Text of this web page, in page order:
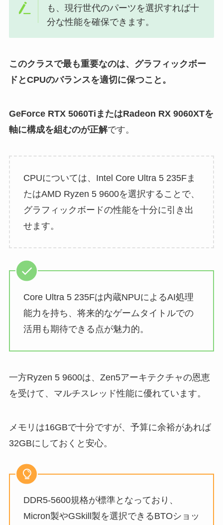
も、現行世代のパーツを選択すれば十
分な性能を確保できます。
このクラスで最も重要なのは、グラフィックボー
ドとCPUのバランスを適切に保つこと。
GeForce RTX 5060TiまたはRadeon RX 9060XTを
軸に構成を組むのが正解です。
CPUについては、Intel Core Ultra 5 235Fま
たはAMD Ryzen 5 9600を選択することで、
グラフィックボードの性能を十分に引き出
せます。
Core Ultra 5 235Fは内蔵NPUによるAI処理
能力を持ち、将来的なゲームタイトルでの
活用も期待できる点が魅力的。
一方Ryzen 5 9600は、Zen5アーキテクチャの恩恵
を受けて、マルチスレッド性能に優れています。
メモリは16GBで十分ですが、予算に余裕があれば
32GBにしておくと安心。
DDR5-5600規格が標準となっており、
Micron製やGSkill製を選択できるBTOショッ